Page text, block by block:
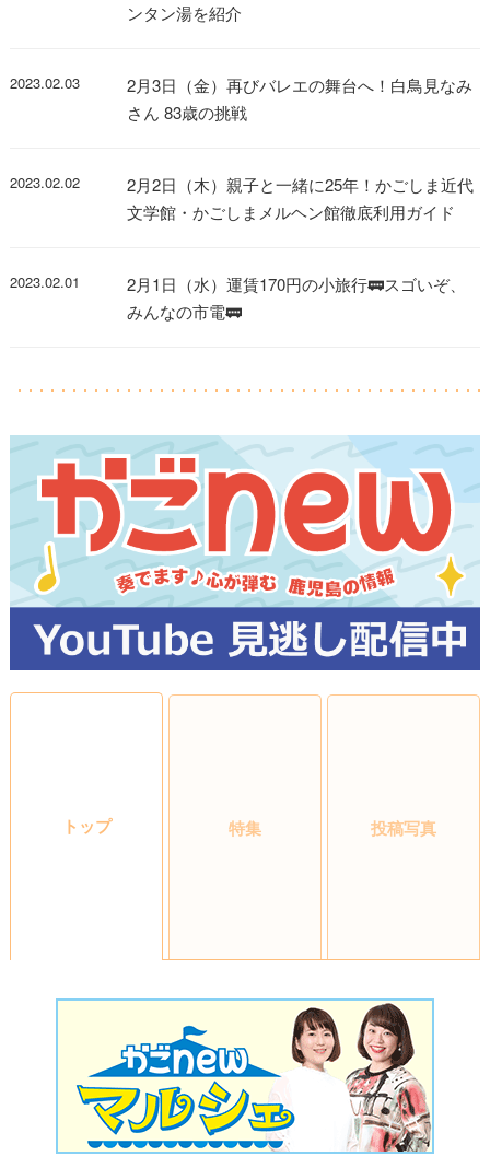
ンタン湯を紹介
2023.02.03
2月3日（金）再びバレエの舞台へ！白鳥見なみ
さん 83歳の挑戦
2023.02.02
2月2日（木）親子と一緒に25年！かごしま近代
文学館・かごしまメルヘン館徹底利用ガイド
2023.02.01
2月1日（水）運賃170円の小旅行🚃スゴいぞ、
みんなの市電🚃
トップ 特集 投稿写真